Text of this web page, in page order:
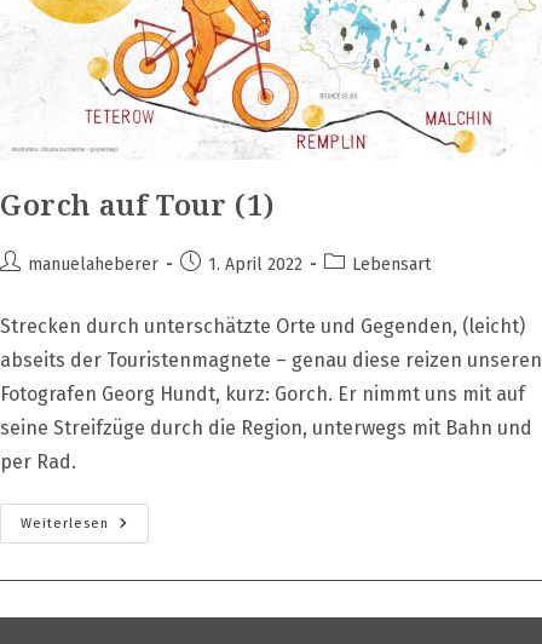
Gorch auf Tour (1)
Beitrags-
manuelaheberer
Beitrag1. April 2022
Beitrags-
Lebensart
Strecken durch unterschätzte Orte und Gegenden, (leicht)
abseits der Touristenmagnete – genau diese reizen unseren
Fotografen Georg Hundt, kurz: Gorch. Er nimmt uns mit auf
seine Streifzüge durch die Region, unterwegs mit Bahn und
per Rad.
Weiterlesen
Gorch
Auf